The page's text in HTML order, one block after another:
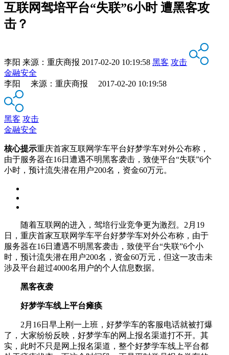
互联网驾培平台“失联”6小时 遭黑客攻
击？
李阳 来源： 重庆商报 2017-02-20 10:19:58 黑客 攻击
金融安全
李阳 来源：重庆商报 2017-02-20 10:19:58
黑客 攻击
金融安全
核心提示重庆首家互联网学车平台好梦学车对外公布称，
由于服务器在16日遭遇不明黑客袭击，致使平台“失联”6个
小时，预计流失潜在用户200名，资金60万元。
随着互联网的进入，驾培行业竞争更为激烈。2月19
日，重庆首家互联网学车平台好梦学车对外公布称，由于
服务器在16日遭遇不明黑客袭击，致使平台“失联”6个小
时，预计流失潜在用户200名，资金60万元，但这一攻击未
涉及平台超过4000名用户的个人信息数据。
黑客夜袭
好梦学车线上平台瘫痪
2月16日早上刚一上班，好梦学车的客服电话就被打爆
了，大家纷纷反映，好梦学车的网上报名渠道打不开。其
实，此时不只是网上报名渠道，整个好梦学车线上平台都